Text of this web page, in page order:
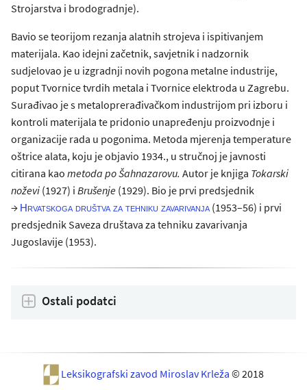
Strojarstva i brodogradnje).
Bavio se teorijom rezanja alatnih strojeva i ispitivanjem
materijala. Kao idejni začetnik, savjetnik i nadzornik
sudjelovao je u izgradnji novih pogona metalne industrije,
poput Tvornice tvrdih metala i Tvornice elektroda u Zagrebu.
Surađivao je s metaloprerađivačkom industrijom pri izboru i
kontroli materijala te pridonio unapređenju proizvodnje i
organizacije rada u pogonima. Metoda mjerenja temperature
oštrice alata, koju je objavio 1934., u stručnoj je javnosti
citirana kao metoda po Šahnazarovu. Autor je knjiga Tokarski
noževi (1927) i Brušenje (1929). Bio je prvi predsjednik
→ Hrvatskoga društva za tehniku zavarivanja (1953–56) i prvi
predsjednik Saveza društava za tehniku zavarivanja
Jugoslavije (1953).
Ostali podatci
Leksikografski zavod Miroslav Krleža © 2018